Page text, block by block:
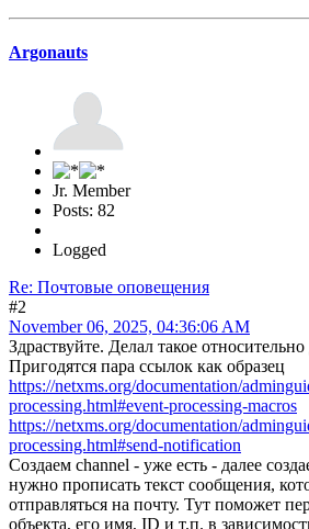
Argonauts
Jr. Member
Posts: 82
Logged
Re: Почтовые оповещения
#2
November 06, 2025, 04:36:06 AM
Здраствуйте. Делал такое
Пригодятся пара ссылок как образец
https://netxms.org/documentation/
processing.html#event-processing-macros
https://netxms.org/documentation/
processing.html#send-notification
Создаем channel - уже есть - далее
нужно прописать текст сообщения,
отправляться на почту. Тут поможет
объекта, его имя, ID и т.п. в